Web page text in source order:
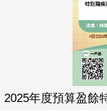
2025年度預算盈餘